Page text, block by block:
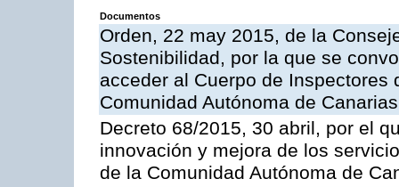
Documentos
Orden, 22 may 2015, de la
Sostenibilidad, por la que se
acceder al Cuerpo de
Comunidad Autónoma de Canarias
Decreto 68/2015, 30 abril, por el
innovación y mejora de los
de la Comunidad Autónoma de